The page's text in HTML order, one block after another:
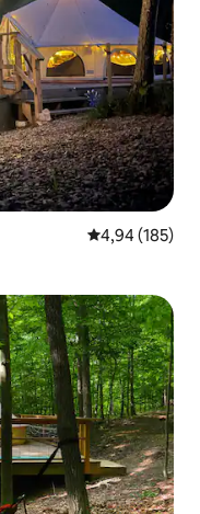
4,94 av 5 i
4,94 (185)